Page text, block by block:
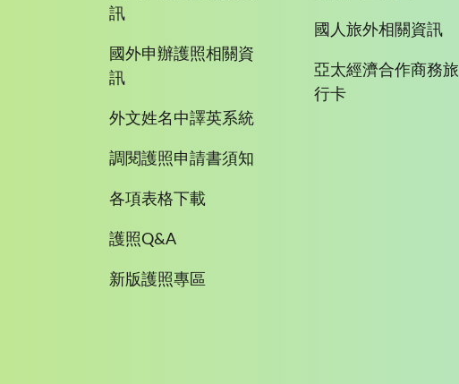
訊
國外申辦護照相關資
訊
外文姓名中譯英系統
調閱護照申請書須知
各項表格下載
護照Q&A
新版護照專區
國人旅外相關資訊
亞太經濟合作商務旅
行卡